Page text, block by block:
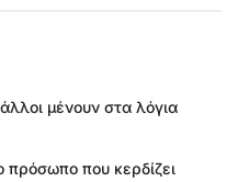
μένουν στα λόγια
που κερδίζει